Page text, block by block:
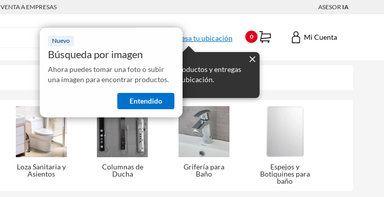
VENTA A EMPRESAS ASESOR IA
Nuevo
Búsqueda por imagen
Ahora puedes tomar una foto o subir
una imagen para encontrar productos.
Entendido
Ingresa tu ubicación
Mostraremos los productos y entregas
disponibles para tu ubicación.
0 Mi Cuenta
Loza Sanitaria y
Asientos
Columnas de
Ducha
Grifería para
Baño
Espejos y
Botiquines para
baño